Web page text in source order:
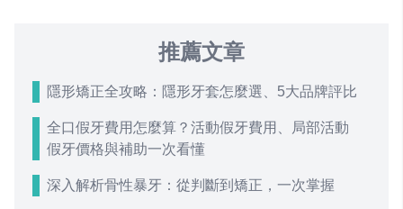
推薦文章
隱形矯正全攻略：隱形牙套怎麼選、5大品牌評比
全口假牙費用怎麼算？活動假牙費用、局部活動
假牙價格與補助一次看懂
深入解析骨性暴牙：從判斷到矯正，一次掌握